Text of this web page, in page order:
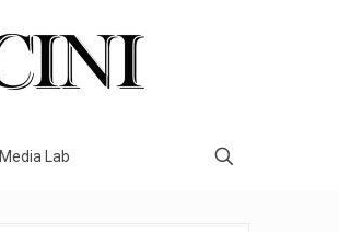
Media Lab